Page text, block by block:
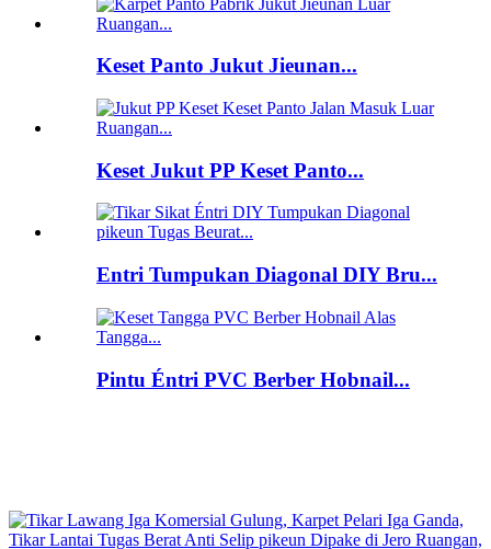
Keset Panto Jukut Jieunan...
Keset Jukut PP Keset Panto...
Entri Tumpukan Diagonal DIY Bru...
Pintu Éntri PVC Berber Hobnail...